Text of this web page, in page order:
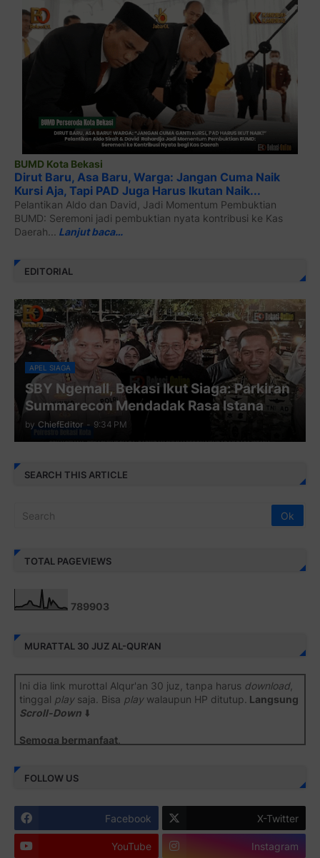
BUMD Kota Bekasi
Dirut Baru, Asa Baru, Warga: Jangan Cuma Naik
Kursi Aja, Tapi PAD Juga Harus Ikutan Naik...
Pelantikan Aldo dan David, Jadi Momentum Pembuktian
BUMD: Seremoni jadi pembuktian nyata kontribusi ke Kas
Daerah...
Lanjut baca…
EDITORIAL
APEL SIAGA
SBY Ngemall, Bekasi Ikut Siaga: Parkiran
Summarecon Mendadak Rasa Istana
by ChiefEditor - 9:34 PM
SEARCH THIS ARTICLE
TOTAL PAGEVIEWS
789903
MURATTAL 30 JUZ AL-QUR'AN
Ini dia link murottal Alqur'an 30 juz, tanpa harus download,
tinggal playsaja. Bisa playwalaupun HP ditutup. Langsung
Scroll-Down ⬇️
Semoga bermanfaat
Juz 1 ⇨
Juz 3 ⇨ http://j.mp/2bFSrtF
Juz 4 ⇨ http://j.mp/2b8SXi3
FOLLOW US
Facebook X-Twitter
YouTube Instagram